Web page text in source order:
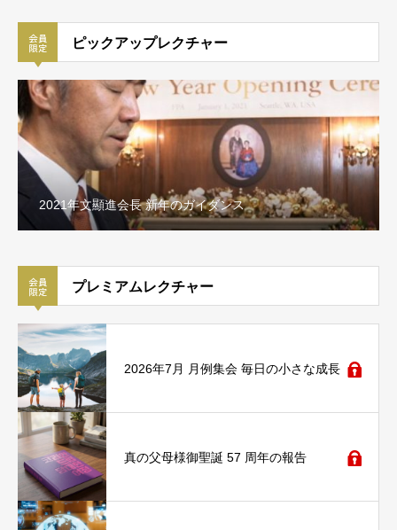
ピックアップレクチャー
2021年文顯進会長 新年のガイダンス
プレミアムレクチャー
2026年7月 月例集会 毎日の小さな成長
真の父母様御聖誕 57 周年の報告